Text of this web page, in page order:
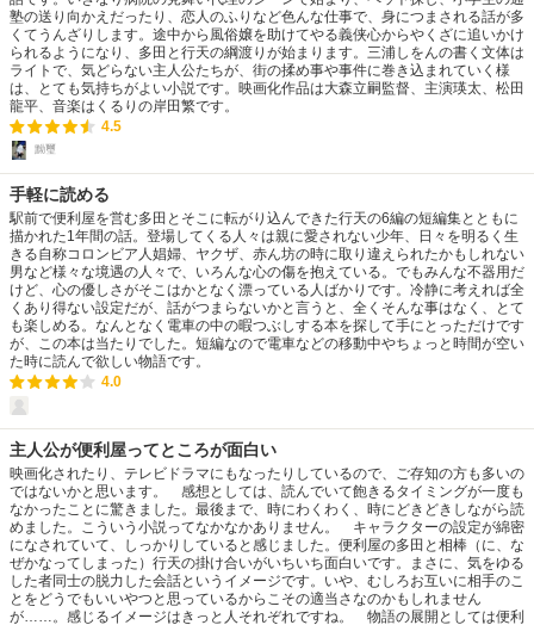
塾の送り向かえだったり、恋人のふりなど色んな仕事で、身につまされる話が多
くてうんざりします。途中から風俗嬢を助けてやる義侠心からやくざに追いかけ
られるようになり、多田と行天の綱渡りが始まります。三浦しをんの書く文体は
ライトで、気どらない主人公たちが、街の揉め事や事件に巻き込まれていく様
は、とても気持ちがよい小説です。映画化作品は大森立嗣監督、主演瑛太、松田
龍平、音楽はくるりの岸田繁です。
4.5
黝璽
手軽に読める
駅前で便利屋を営む多田とそこに転がり込んできた行天の6編の短編集とともに
描かれた1年間の話。登場してくる人々は親に愛されない少年、日々を明るく生
きる自称コロンビア人娼婦、ヤクザ、赤ん坊の時に取り違えられたかもしれない
男など様々な境遇の人々で、いろんな心の傷を抱えている。でもみんな不器用だ
けど、心の優しさがそこはかとなく漂っている人ばかりです。冷静に考えれば全
くあり得ない設定だが、話がつまらないかと言うと、全くそんな事はなく、とて
も楽しめる。なんとなく電車の中の暇つぶしする本を探して手にとっただけです
が、この本は当たりでした。短編なので電車などの移動中やちょっと時間が空い
た時に読んで欲しい物語です。
4.0
主人公が便利屋ってところが面白い
映画化されたり、テレビドラマにもなったりしているので、ご存知の方も多いの
ではないかと思います。 感想としては、読んでいて飽きるタイミングが一度も
なかったことに驚きました。最後まで、時にわくわく、時にどきどきしながら読
めました。こういう小説ってなかなかありません。 キャラクターの設定が綿密
になされていて、しっかりしていると感じました。便利屋の多田と相棒（に、な
ぜかなってしまった）行天の掛け合いがいちいち面白いです。まさに、気をゆる
した者同士の脱力した会話というイメージです。いや、むしろお互いに相手のこ
とをどうでもいいやつと思っているからこその適当さなのかもしれません
が……。感じるイメージはきっと人それぞれですね。 物語の展開としては便利